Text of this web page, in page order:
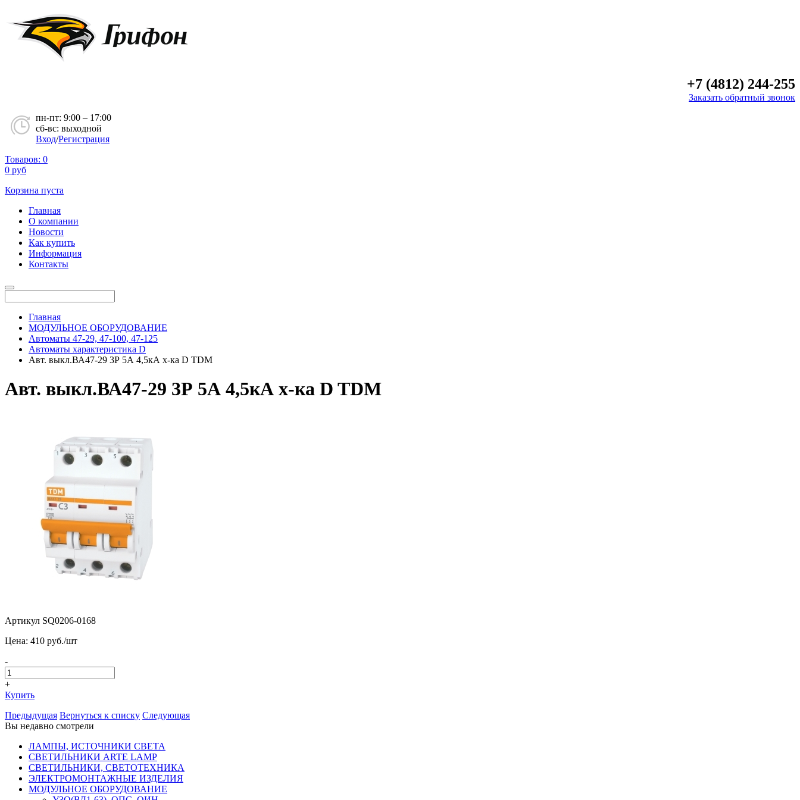
+7 (4812) 244-255
Заказать обратный звонок
пн-пт: 9:00 – 17:00
сб-вс: выходной
Вход/Регистрация
Товаров: 0
0 руб
Корзина пуста
Главная
О компании
Новости
Как купить
Информация
Контакты
Главная
МОДУЛЬНОЕ ОБОРУДОВАНИЕ
Автоматы 47-29, 47-100, 47-125
Автоматы характеристика D
Авт. выкл.ВА47-29 3Р 5А 4,5кА х-ка D TDM
Авт. выкл.ВА47-29 3Р 5А 4,5кА х-ка D TDM
Артикул SQ0206-0168
Цена: 410 pуб./шт
-
+
Купить
Предыдущая Вернуться к списку Следующая
Вы недавно смотрели
ЛАМПЫ, ИСТОЧНИКИ СВЕТА
СВЕТИЛЬНИКИ ARTE LAMP
СВЕТИЛЬНИКИ, СВЕТОТЕХНИКА
ЭЛЕКТРОМОНТАЖНЫЕ ИЗДЕЛИЯ
МОДУЛЬНОЕ ОБОРУДОВАНИЕ